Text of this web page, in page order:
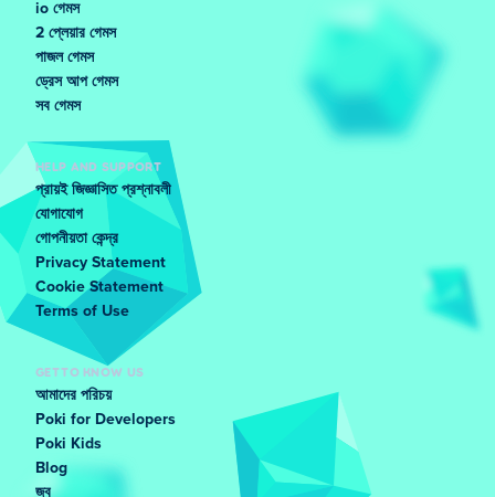
io গেমস
2 প্লেয়ার গেমস
পাজল গেমস
ড্রেস আপ গেমস
সব গেমস
HELP AND SUPPORT
প্রায়ই জিজ্ঞাসিত প্রশ্নাবলী
যোগাযোগ
গোপনীয়তা কেন্দ্র
Privacy Statement
Cookie Statement
Terms of Use
GET TO KNOW US
আমাদের পরিচয়
Poki for Developers
Poki Kids
Blog
জব